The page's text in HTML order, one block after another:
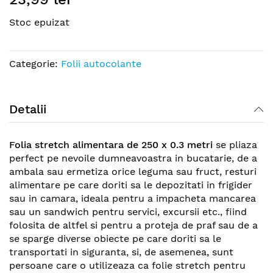
beginning
the
images
Stoc epuizat
Categorie: Folii autocolante
Detalii
Folia stretch alimentara de 250 x 0.3 metri se pliaza
perfect pe nevoile dumneavoastra in bucatarie, de a
ambala sau ermetiza orice leguma sau fruct, resturi
alimentare pe care doriti sa le depozitati in frigider
sau in camara, ideala pentru a impacheta mancarea
sau un sandwich pentru servici, excursii etc., fiind
folosita de altfel si pentru a proteja de praf sau de a
se sparge diverse obiecte pe care doriti sa le
transportati in siguranta, si, de asemenea, sunt
persoane care o utilizeaza ca folie stretch pentru